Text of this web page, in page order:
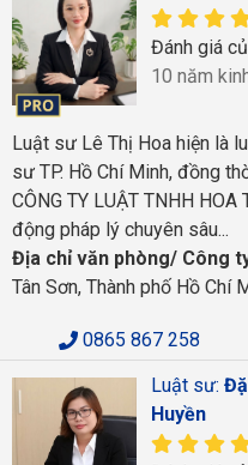
Đánh giá
10 năm
Luật sư Lê Thị Hoa hiện là
sư TP. Hồ Chí Minh, đồng
CÔNG TY LUẬT TNHH
động pháp lý chuyên sâu...
Địa chỉ văn phòng/ Công
Tân Sơn, Thành phố Hồ Chí
0865 867 258
Luật sư:
Huyền